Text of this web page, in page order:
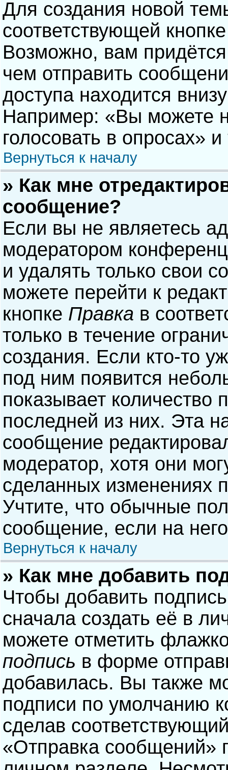
Для создания новой
соответствующей
Возможно, вам
чем отправить
доступа находится
Например: «Вы можете
голосовать в опросах» и
Вернуться к началу
» Как мне
сообщение?
Если вы не являетесь
модератором
и удалять только свои
можете перейти к
кнопке Правка в
только в течение
создания. Если кто-то
под ним появится
показывает количество
последней из них. Эта
сообщение
модератор, хотя они
сделанных изменениях
Учтите, что обычные
сообщение, если на
Вернуться к началу
» Как мне добавить
Чтобы добавить
сначала создать её в
можете отметить
подпись в форме
добавилась. Вы также
подписи по умолчанию
сделав
«Отправка сообщений»